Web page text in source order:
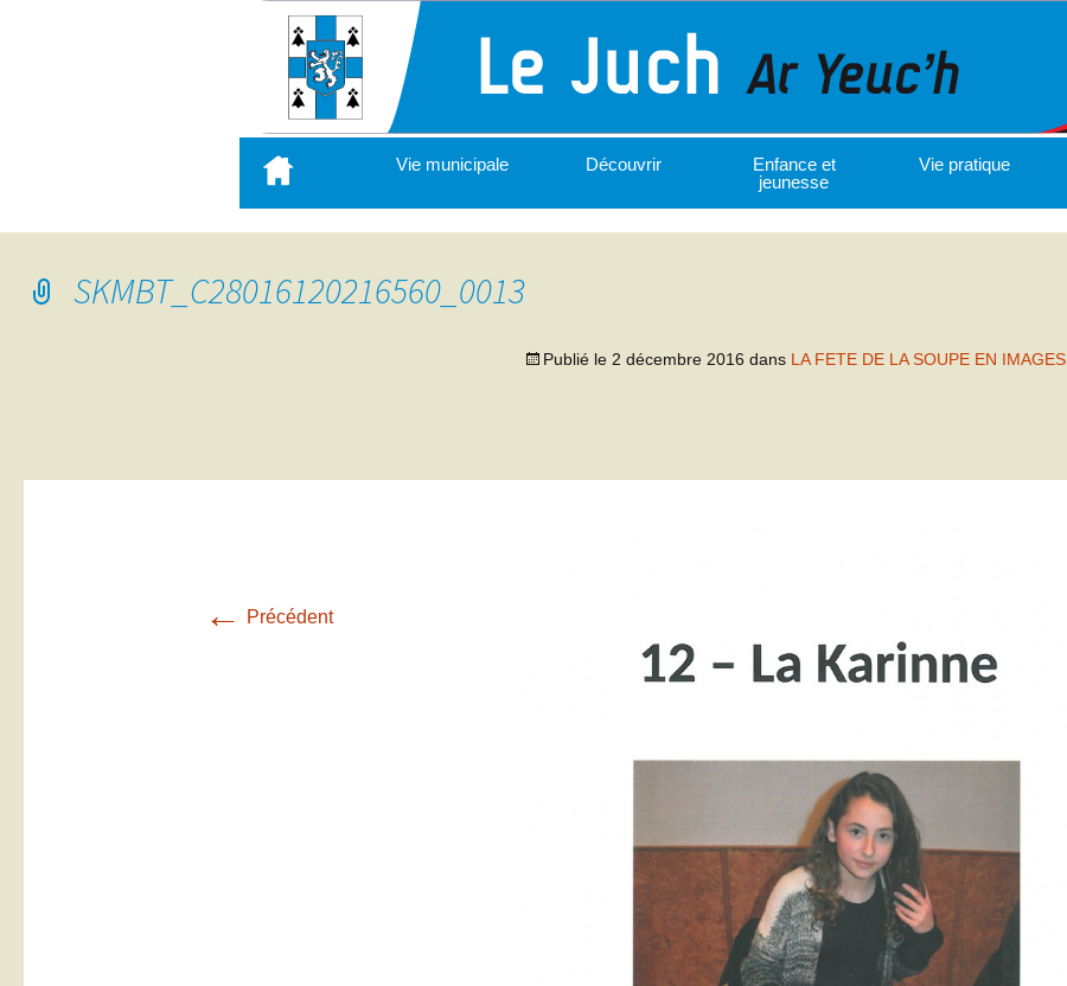
contenu
principal
Vie municipale Découvrir
Enfance et
jeunesse
Vie pratique
SKMBT_C28016120216560_0013
Publié le 2 décembre 2016 dans LA FETE DE LA SOUPE EN IMAGES
← Précédent